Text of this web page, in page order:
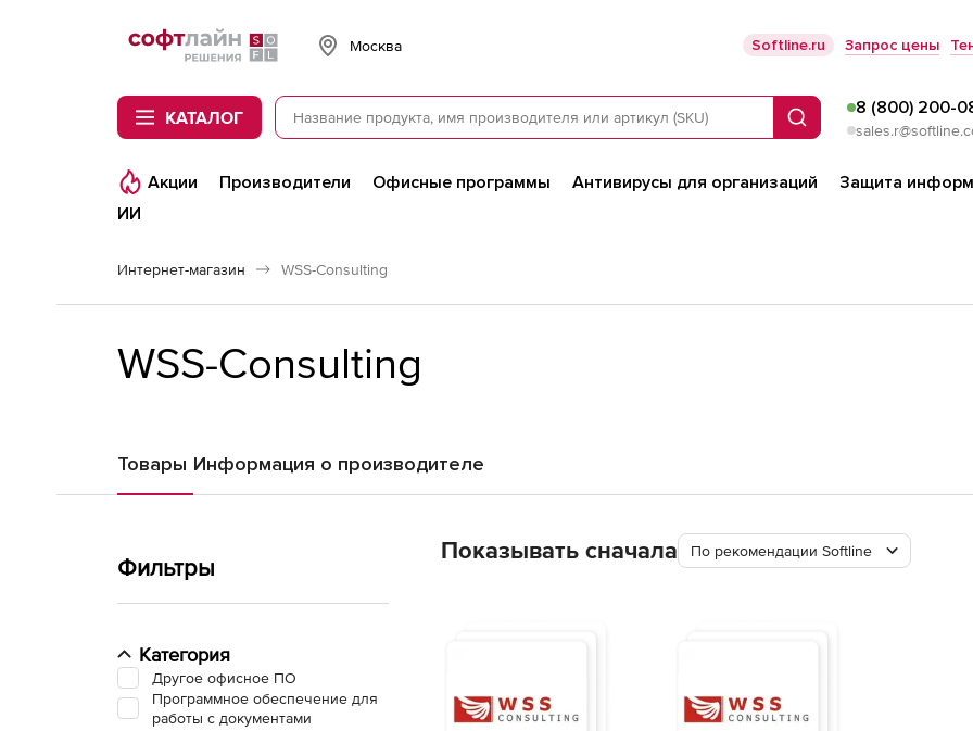
Softline
Москва Softline.ru Запрос цены
КАТАЛОГ Поиск
8 (800) 200-
Акции Производители Офисные программы Антивирусы для организаций Защита
ИИ
Интернет-магазин WSS-Consulting
WSS-Consulting
Товары Информация о производителе
Фильтры
Категория
Другое офисное ПО
Программное обеспечение для
работы с документами
Показывать сначала По рекомендации Softline